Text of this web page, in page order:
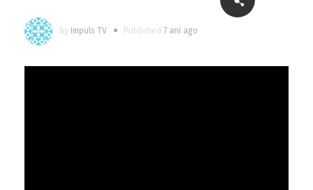
by Impuls TV Published 7 ani ago